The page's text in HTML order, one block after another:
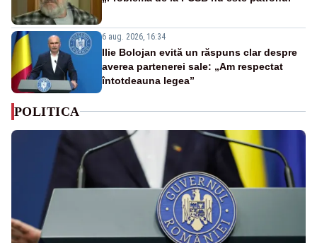
6 aug. 2026, 16:34
Ilie Bolojan evită un răspuns clar despre
averea partenerei sale: „Am respectat
întotdeauna legea”
POLITICA